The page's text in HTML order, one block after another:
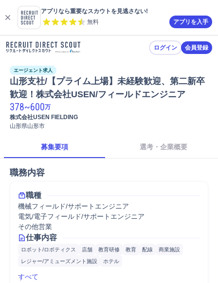
アプリなら重要なスカウトを見逃さない!
無料
アプリを入手
ログイン 会員登録
エージェント求人
山形支社/【プライム上場】未経験歓迎、第二新卒
歓迎！株式会社USEN/フィールドエンジニア
378~600万
株式会社USEN FIELDING
山形県山形市
募集要項 選考・企業概要
職務内容
職種
機械フィールド/サポートエンジニア
電気/電子フィールド/サポートエンジニア
その他営業
仕事内容
ロボット/ロボティクス 店舗 教育研修 教育 配線
商業施設
レジャー/アミューズメント施設
ホテル
すべて